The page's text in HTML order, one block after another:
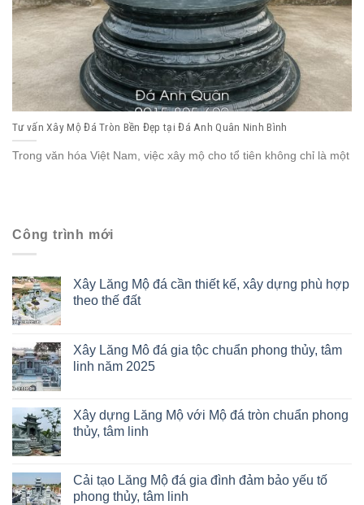
Tư vấn Xây Mộ Đá Tròn Bền Đẹp tại Đá Anh Quân Ninh Bình
Trong văn hóa Việt Nam, việc xây mộ cho tổ tiên không chỉ là một
Công trình mới
Xây Lăng Mộ đá cần thiết kế, xây dựng phù hợp
theo thế đất
Xây Lăng Mô đá gia tộc chuẩn phong thủy, tâm
linh năm 2025
Xây dựng Lăng Mộ với Mộ đá tròn chuẩn phong
thủy, tâm linh
Cải tạo Lăng Mộ đá gia đình đảm bảo yếu tố
phong thủy, tâm linh